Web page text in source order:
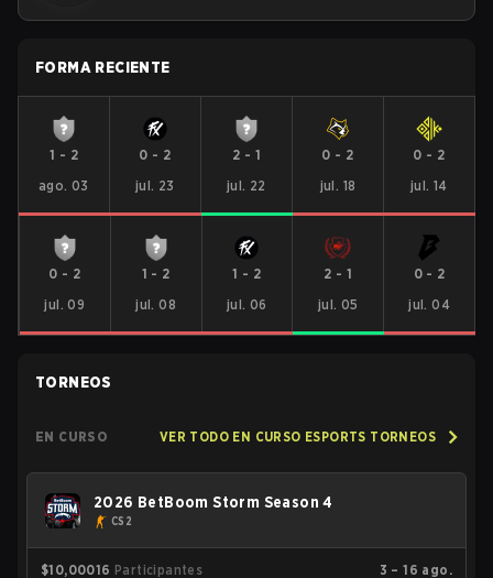
FORMA RECIENTE
1 - 2
ago. 03
0 - 2
jul. 23
2 - 1
jul. 22
0 - 2
jul. 18
0 - 2
jul. 14
0 - 2
jul. 09
1 - 2
jul. 08
1 - 2
jul. 06
2 - 1
jul. 05
0- 2
jul. 04
TORNEOS
EN CURSO VER TODO EN CURSO ESPORTS TORNEOS
2026 BetBoom Storm Season 4
CS2
$10,00016 Participantes 3 – 16 ago.